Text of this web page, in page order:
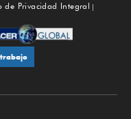
de Privacidad Integral